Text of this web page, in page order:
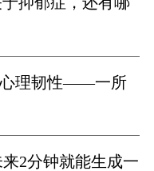
心理韧性——一所
2分钟就能生成一